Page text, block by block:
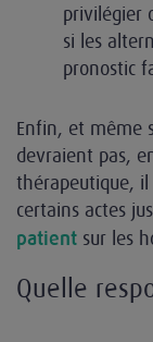
privilégier
si les
pronostic
Enfin, et même
devraient pas,
thérapeutique,
certains actes
patient sur les
Quelle